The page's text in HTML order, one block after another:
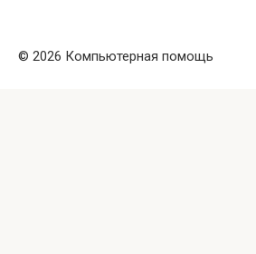
© 2026 Компьютерная помощь